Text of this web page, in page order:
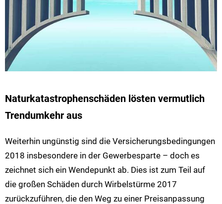
Naturkatastrophenschäden lösten vermutlich
Trendumkehr aus
Weiterhin ungünstig sind die Versicherungsbedingungen
2018 insbesondere in der Gewerbesparte – doch es
zeichnet sich ein Wendepunkt ab. Dies ist zum Teil auf
die großen Schäden durch Wirbelstürme 2017
zurückzuführen, die den Weg zu einer Preisanpassung